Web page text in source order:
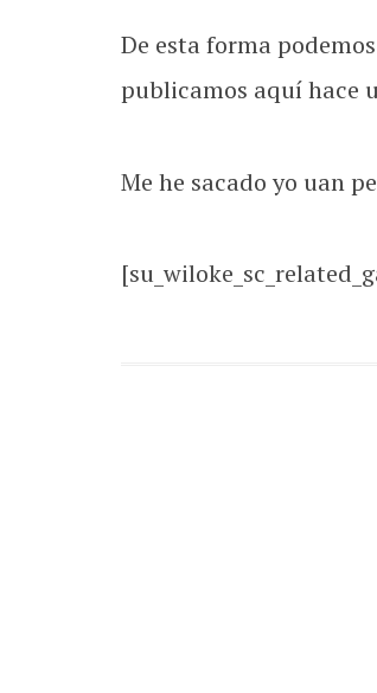
De esta forma
publicamos aquí hace
Me he sacado yo uan